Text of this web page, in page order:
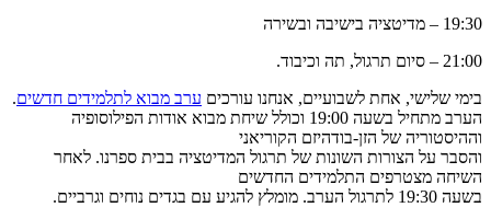
19:30 – מדיטציה בישיבה ובשירה
21:00 – סיום תרגול, תה וכיבוד.
בימי שלישי, אחת לשבועיים, אנחנו עורכים ערב מבוא לתלמידים חדשים.
הערב מתחיל בשעה 19:00 וכולל שיחת מבוא אודות הפילוסופיה
וההיסטוריה של הזן-בודהיזם הקוריאני
והסבר על הצורות השונות של תרגול המדיטציה בבית ספרנו. לאחר
השיחה מצטרפים התלמידים החדשים
בשעה 19:30 לתרגול הערב. מומלץ להגיע עם בגדים נוחים וגרביים.